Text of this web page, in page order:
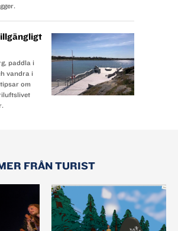
paddla i
vandra i
om
FRÅN TURIST